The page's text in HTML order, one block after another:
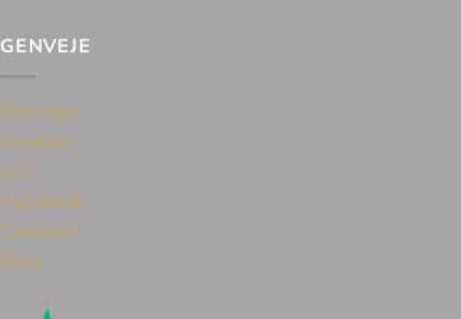
GENVEJE
Øreringe
Smykker
Ure
Halskæde
Gavekort
Blog